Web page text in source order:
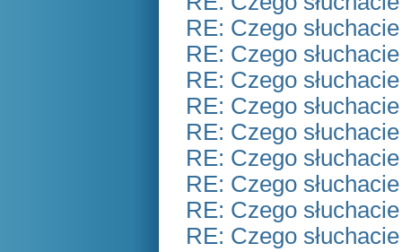
RE: Czego
RE: Czego
RE: Czego
RE: Czego
RE: Czego
RE: Czego
RE: Czego
RE: Czego
RE: Czego